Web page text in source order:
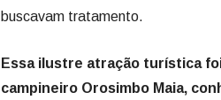
buscavam tratamento.
Essa ilustre atração turística
campineiro Orosimbo Maia,